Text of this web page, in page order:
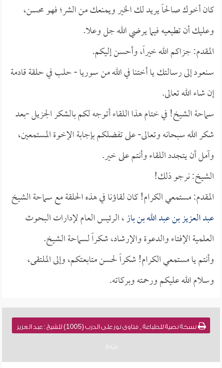
كان أخوك صالحاً يريد لك الخير ويمنعك من الشر؛ فهو محسن،
وعليك أن تطيعيه فيما يرضي الله جل وعلا.
المقدم: جزاكم الله خيراً، وأحسن إليكم.
سنعود إلى رسالتك يا أختنا في الله من سوريا - حلب في حلقة قادمة
إن شاء الله تعالى.
سماحة الشيخ! في ختام هذا اللقاء أتوجه لكم بالشكر الجزيل -بعد
شكر الله سبحانه وتعالى- على تفضلكم بإجابة الإخوة المستمعين،
وآمل أن يتجدد اللقاء وأنتم على خير.
الشيخ: نرجو ذلك!
المقدم: مستمعي الكرام! كان لقاؤنا في هذه الحلقة مع سماحة الشيخ
عبد العزيز بن عبد الله بن باز، الرئيس العام لإدارات البحوث
العلمية الإفتاء والدعوة والإرشاد، شكراً لسماحة الشيخ.
وأنتم يا مستمعي الكرام! شكراً لحسن متابعتكم، وإلى الملتقى،
وسلام الله عليكم ورحمته وبركاته.
نسخة نصية للطباعة , فتاوى نور على الدرب (1005) للشيخ : عبد العزيز
بن باز